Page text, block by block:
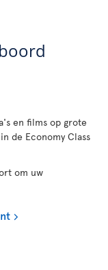
en films op grote
de Economy Class
om uw